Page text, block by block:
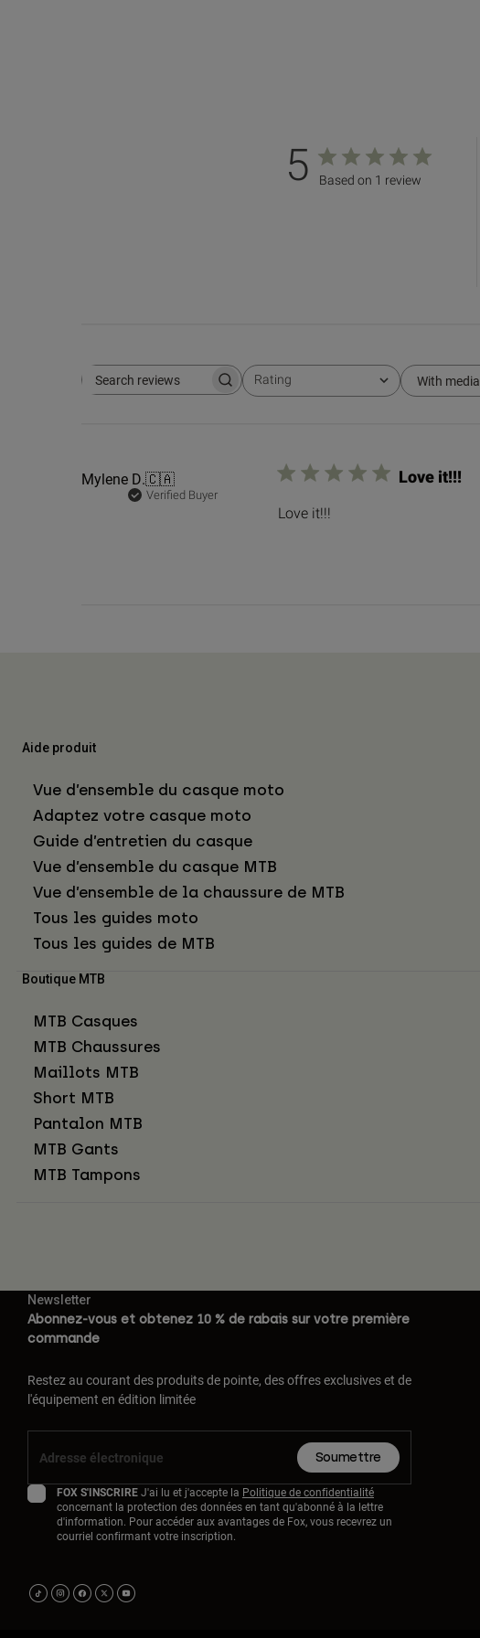
5 Based on 1 review
Search reviewsRating
All ratings With media
Mylene D.🇨🇦
Verified Buyer
Love it!!!
Love it!!!
Aide produit
Vue d’ensemble du casque moto
Adaptez votre casque moto
Guide d’entretien du casque
Vue d’ensemble du casque MTB
Vue d’ensemble de la chaussure de MTB
Tous les guides moto
Tous les guides de MTB
Boutique MTB
MTB Casques
MTB Chaussures
Maillots MTB
Short MTB
Pantalon MTB
MTB Gants
MTB Tampons
Newsletter
Abonnez-vous et obtenez 10 % de rabais sur votre première
commande
Restez au courant des produits de pointe, des offres exclusives et de
l'équipement en édition limitée
Soumettre
FOX S'INSCRIREJ'ai lu et j'accepte la Politique de confidentialité
concernant la protection des données en tant qu'abonné à la lettre
d'information. Pour accéder aux avantages de Fox, vous recevrez un
courriel confirmant votre inscription.